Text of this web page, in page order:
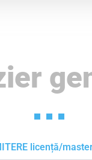
licență/